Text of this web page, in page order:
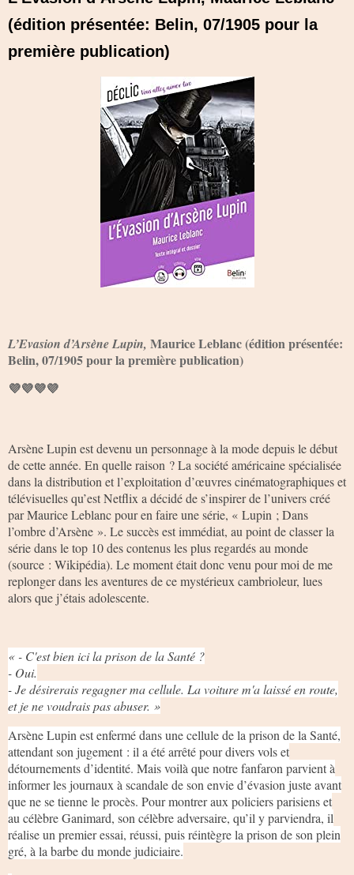
(édition présentée: Belin, 07/1905 pour la
première publication)
L’Evasion d’Arsène Lupin, Maurice Leblanc (édition présentée:
Belin, 07/1905 pour la première publication)
💜💜💜💜
Arsène Lupin est devenu un personnage à la mode depuis le début
de cette année. En quelle raison ? La société américaine spécialisée
dans la distribution et l’exploitation d’œuvres cinématographiques et
télévisuelles qu’est Netflix a décidé de s’inspirer de l’univers créé
par Maurice Leblanc pour en faire une série, « Lupin ; Dans
l’ombre d’Arsène ». Le succès est immédiat, au point de classer la
série dans le top 10 des contenus les plus regardés au monde
(source : Wikipédia). Le moment était donc venu pour moi de me
replonger dans les aventures de ce mystérieux cambrioleur, lues
alors que j’étais adolescente.
« - C'est bien ici la prison de la Santé ?
- Oui.
- Je désirerais regagner ma cellule. La voiture m'a laissé en route,
et je ne voudrais pas abuser. »
Arsène Lupin est enfermé dans une cellule de la prison de la Santé,
attendant son jugement : il a été arrêté pour divers vols et
détournements d’identité. Mais voilà que notre fanfaron parvient à
informer les journaux à scandale de son envie d’évasion juste avant
que ne se tienne le procès. Pour montrer aux policiers parisiens et
au célèbre Ganimard, son célèbre adversaire, qu’il y parviendra, il
réalise un premier essai, réussi, puis réintègre la prison de son plein
gré, à la barbe du monde judiciaire.